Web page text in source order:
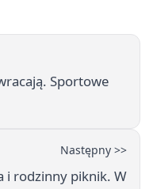
Sportowe
Następny >>
i rodzinny piknik. W